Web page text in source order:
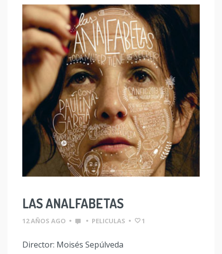
LAS ANALFABETAS
12 AÑOS AGO • • PELICULAS • 1
Director: Moisés Sepúlveda